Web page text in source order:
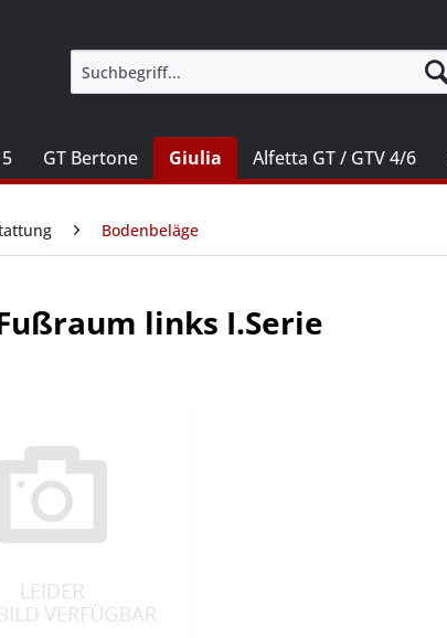
GT Bertone Giulia Alfetta GT / GTV 4/6
Bodenbeläge
links I.Serie